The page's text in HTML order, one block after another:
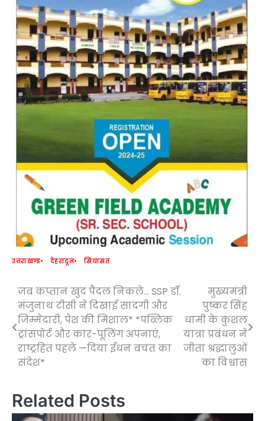
उत्तराखण्ड देहरादून सियासत
Post
navigation
जब कप्तान खुद पैदल निकले… SSP डॉ.
मंजुनाथ टीसी ने दिखाई सादगी और
जिम्मेदारी, पेश की मिशाल* *पब्लिक
ट्रांसपोर्ट और कार-पूलिंग अपनाएं,
राष्ट्रहित पहले —दिया ईंधन बचत का
संदेश*
मुख्यमंत्री
पुष्कर सिंह
धामी के कुशल
यात्रा प्रबंधन ने
जीता श्रद्धालुओं
का विश्वास
Related Posts